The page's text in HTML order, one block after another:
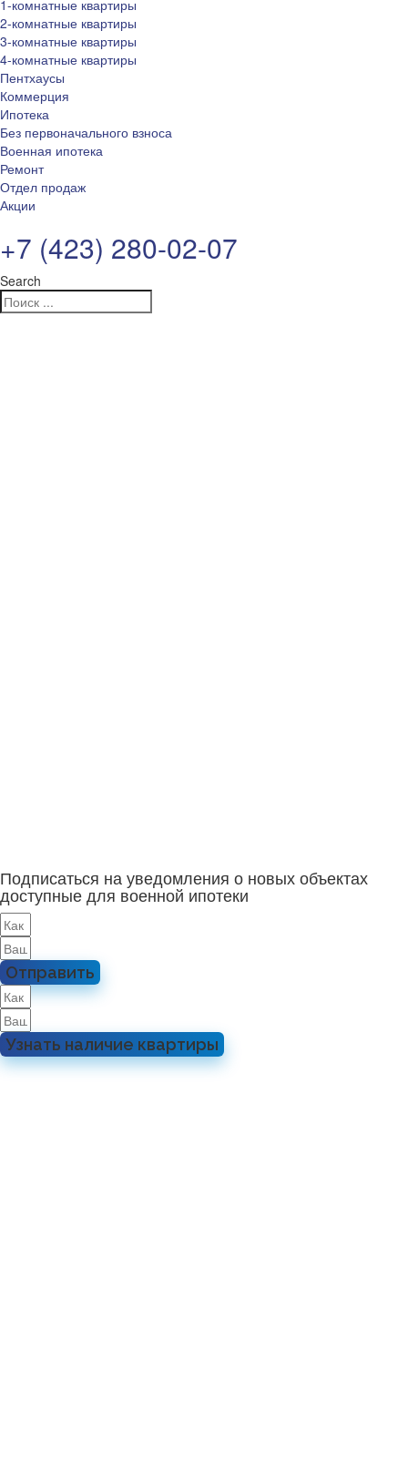
1-комнатные квартиры
2-комнатные квартиры
3-комнатные квартиры
4-комнатные квартиры
Пентхаусы
Коммерция
Ипотека
Без первоначального взноса
Военная ипотека
Ремонт
Отдел продаж
Акции
+7 (423) 280-02-07
Search
Подписаться на уведомления о новых объектах
доступные для военной ипотеки
Отправить
Узнать наличие квартиры